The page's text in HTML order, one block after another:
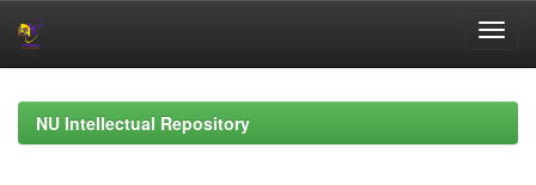
navigationNU Intellectual Repository